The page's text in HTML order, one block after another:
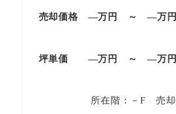
売却価格 —万円 ～—万円
坪単価 —万円 ～—万円
所在階：－F 売却